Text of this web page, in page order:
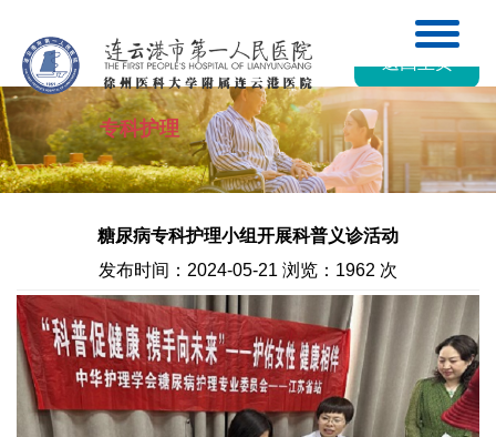
返回主页
专科护理
糖尿病专科护理小组开展科普义诊活动
发布时间：2024-05-21 浏览：1962 次